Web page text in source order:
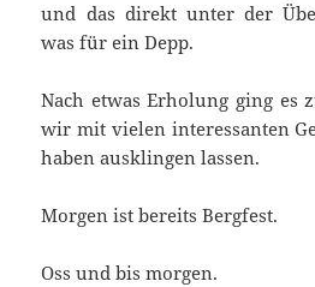
und das direkt unter der
was für ein Depp.
Nach etwas Erholung ging es
wir mit vielen interessanten
haben ausklingen lassen.
Morgen ist bereits Bergfest.
Oss und bis morgen.